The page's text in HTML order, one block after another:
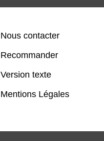
Nous contacter
Recommander
Version texte
Mentions Légales